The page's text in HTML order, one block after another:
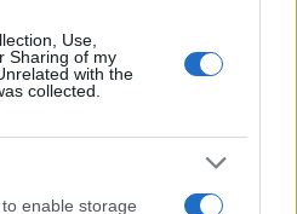
Use,
Sharing of my
with the
collected.
enable storage